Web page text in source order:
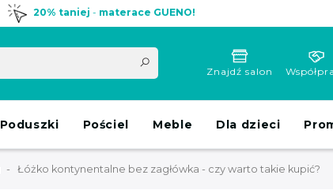
20% taniej - materace GUENO!
Znajdź salon
Poduszki Pościel Meble Dla dzieci
Łóżko kontynentalne bez zagłówka - czy warto takie kupić?